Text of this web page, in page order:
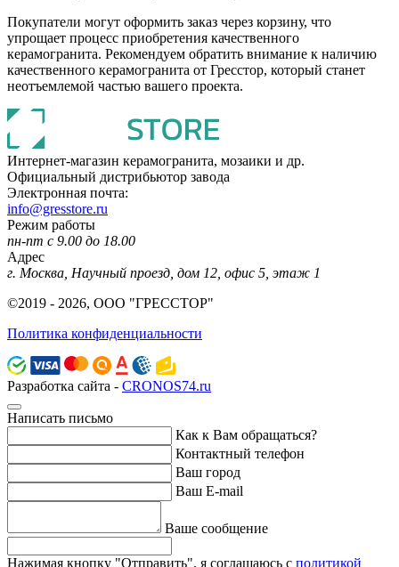
Покупатели могут оформить заказ через корзину, что
упрощает процесс приобретения качественного
керамогранита. Рекомендуем обратить внимание к наличию
качественного керамогранита от Гресстор, который станет
неотъемлемой частью вашего проекта.
Интернет-магазин керамогранита, мозаики и др.
Официальный дистрибьютор завода
Электронная почта:
info@gresstore.ru
Режим работы
пн-пт с 9.00 до 18.00
Адрес
г. Москва, Научный проезд, дом 12, офис 5, этаж 1
©2019 - 2026, ООО "ГРЕССТОР"
Политика конфиденциальности
Разработка сайта - CRONOS74.ru
Написать письмо
Как к Вам обращаться?
Контактный телефон
Ваш город
Ваш E-mail
Ваше сообщение
Нажимая кнопку "Отправить", я соглашаюсь с политикой